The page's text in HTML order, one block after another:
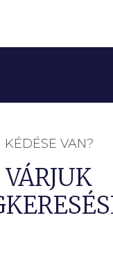
KÉDÉSE VAN?
VÁRJUK